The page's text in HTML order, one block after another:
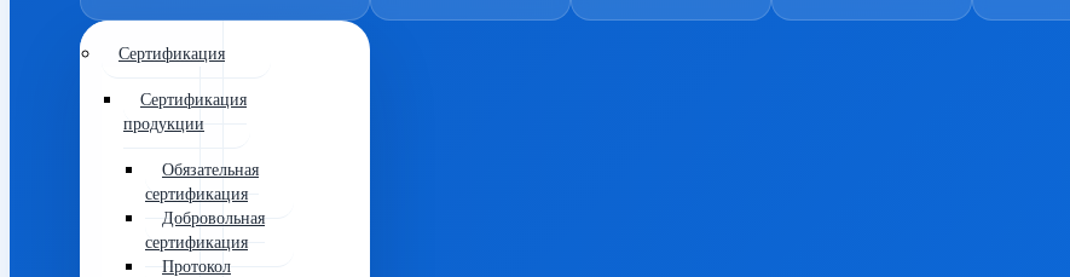
Сертификация
Сертификация
продукции
Обязательная
сертификация
Добровольная
сертификация
Протокол